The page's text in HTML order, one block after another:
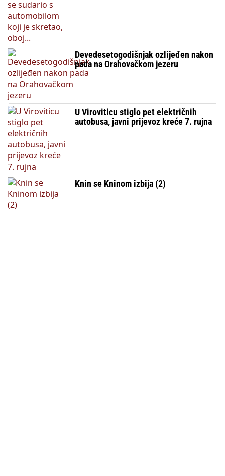
Devedesetogodišnjak ozlijeđen nakon
pada na Orahovačkom jezeru
U Viroviticu stiglo pet električnih
autobusa, javni prijevoz kreće 7. rujna
Knin se Kninom izbija (2)